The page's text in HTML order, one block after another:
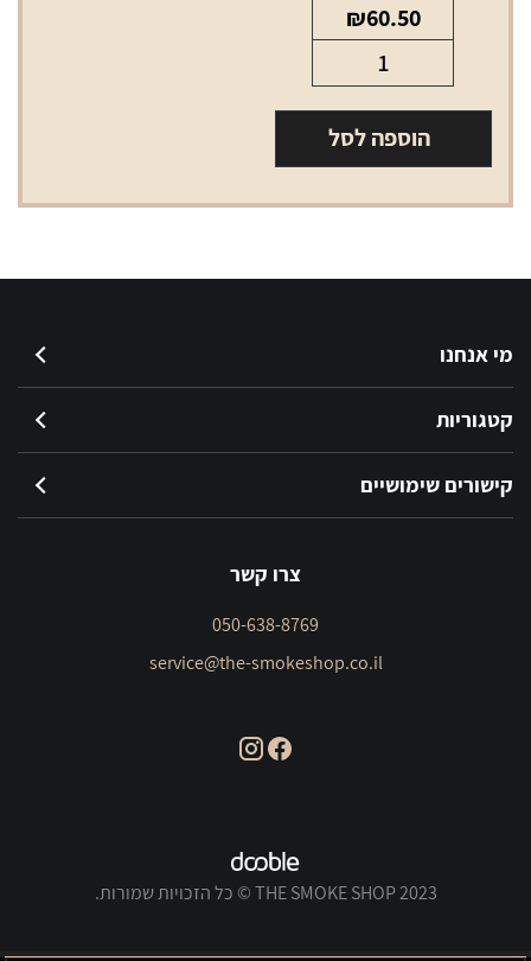
₪60.50
של
פוד
לנורד
סליל)
הוספה לסל
מי אנחנו
קטגוריות
קישורים שימושיים
צרו קשר
050-638-8769
service@the-smokeshop.co.il
THE SMOKE SHOP 2023 © כל הזכויות שמורות.